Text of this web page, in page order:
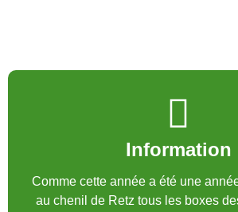
Information
Comme cette année a été une
au chenil de Retz tous les boxes